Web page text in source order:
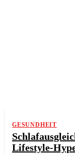
GESUNDHEIT
Lifestyle-